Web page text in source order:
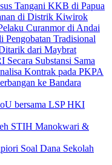
Tangani KKB di Papua
di Distrik Kiwirok
Curanmor di Andai
Pengobatan Tradisional
dari Maybrat
Substansi Sama
Kontrak pada PKPA
ke Bandara
bersama LSP HKI
STIH Manokwari &
Soal Dana Sekolah